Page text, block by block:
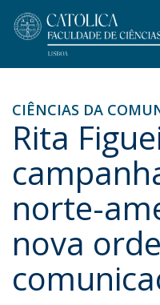
CIÊNCIAS DA
Rita
norte-
nova